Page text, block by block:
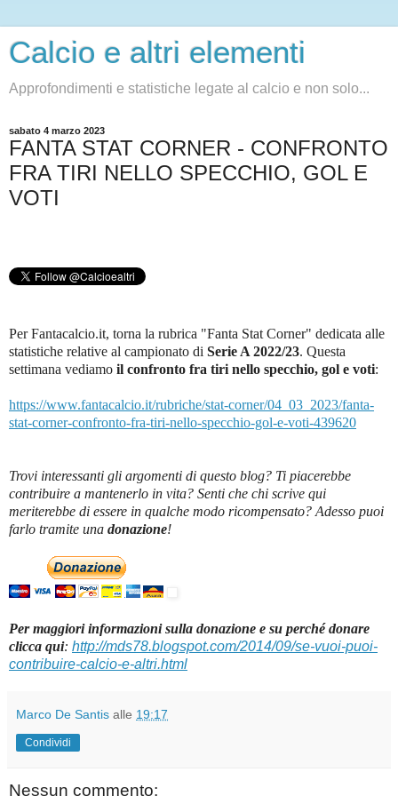
Calcio e altri elementi
Approfondimenti e statistiche legate al calcio e non solo...
sabato 4 marzo 2023
FANTA STAT CORNER - CONFRONTO
FRA TIRI NELLO SPECCHIO, GOL E
VOTI
Per Fantacalcio.it, torna la rubrica "Fanta Stat Corner" dedicata alle
statistiche relative al campionato di Serie A 2022/23. Questa
settimana vediamo il confronto fra tiri nello specchio, gol e voti:
https://www.fantacalcio.it/rubriche/stat-corner/04_03_2023/fanta-
stat-corner-confronto-fra-tiri-nello-specchio-gol-e-voti-439620
Trovi interessanti gli argomenti di questo blog? Ti piacerebbe
contribuire a mantenerlo in vita? Senti che chi scrive qui
meriterebbe di essere in qualche modo ricompensato? Adesso puoi
farlo tramite una donazione!
Per maggiori informazioni sulla donazione e su perché donare
clicca qui: http://mds78.blogspot.com/2014/09/se-vuoi-puoi-
contribuire-calcio-e-altri.html
Marco De Santis alle 19:17
Condividi
Nessun commento: